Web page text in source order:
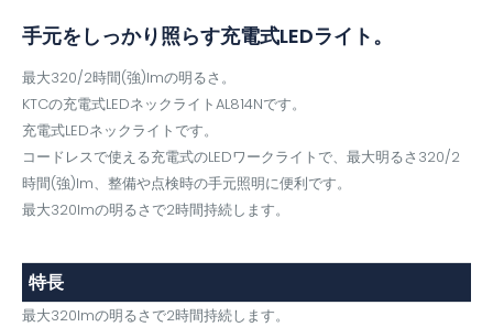
手元をしっかり照らす充電式LEDライト。
最大320/2時間(強)lmの明るさ。
KTCの充電式LEDネックライトAL814Nです。
充電式LEDネックライトです。
コードレスで使える充電式のLEDワークライトで、最大明るさ320/2
時間(強)lm、整備や点検時の手元照明に便利です。
最大320lmの明るさで2時間持続します。
特長
最大320lmの明るさで2時間持続します。